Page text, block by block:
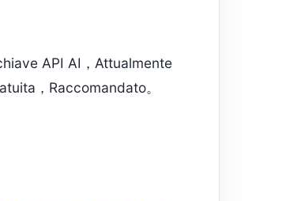
API AI，Attualmente
，Raccomandato。